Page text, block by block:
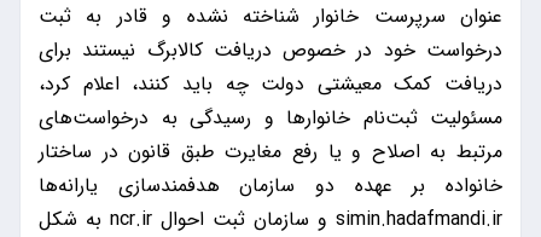
عنوان سرپرست خانوار شناخته نشده و قادر به ثبت
درخواست خود در خصوص دریافت کالابرگ نیستند برای
دریافت کمک معیشتی دولت چه باید کنند، اعلام کرد،
مسئولیت ثبت‌نام خانوارها و رسیدگی به درخواست‌های
مرتبط به اصلاح و یا رفع مغایرت طبق قانون در ساختار
خانواده بر عهده دو سازمان هدفمندسازی یارانه‌ها
simin.hadafmandi.ir و سازمان ثبت احوال ncr.ir به شکل